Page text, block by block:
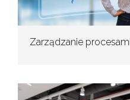
Zarządzanie